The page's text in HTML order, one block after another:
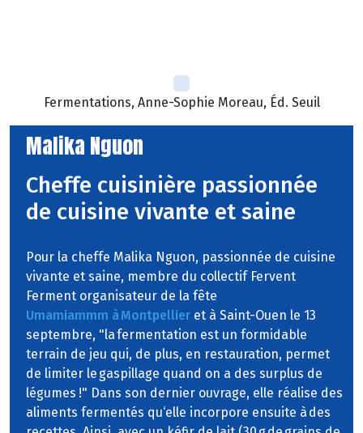
Fermentations, Anne-Sophie Moreau, Éd. Seuil
Malika Nguon
Cheffe cuisinière passionnée
de cuisine vivante et saine
Pour la cheffe Malika Nguon, passionnée de cuisine
vivante et saine, membre du collectif Fervent
Ferment organisateur de la fête
Umamiammm à Montpellier et à Saint-Ouen le 13
septembre, "la fermentation est un formidable
terrain de jeu qui, de plus, en restauration, permet
de limiter le gaspillage quand on a des surplus de
légumes !" Dans son dernier ouvrage, elle réalise des
aliments fermentés qu‘elle incorpore ensuite à des